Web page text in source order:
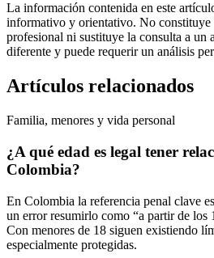
La información contenida en este
informativo y orientativo. No constituye
profesional ni sustituye la consulta a un
diferente y puede requerir un análisis
Artículos relacionados
Familia, menores y vida personal
¿A qué edad es legal tener
Colombia?
En Colombia la referencia penal clave
un error resumirlo como “a partir de los
Con menores de 18 siguen existiendo
especialmente protegidas.